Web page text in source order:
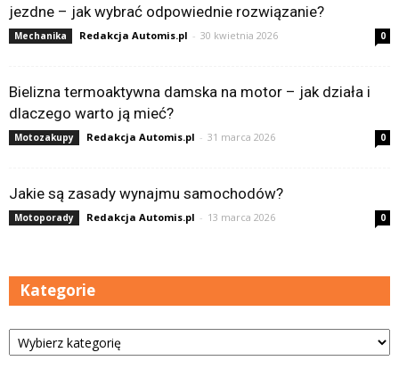
jezdne – jak wybrać odpowiednie rozwiązanie?
Mechanika Redakcja Automis.pl - 30 kwietnia 2026 0
Bielizna termoaktywna damska na motor – jak działa i
dlaczego warto ją mieć?
Motozakupy Redakcja Automis.pl - 31 marca 2026 0
Jakie są zasady wynajmu samochodów?
Motoporady Redakcja Automis.pl - 13 marca 2026 0
Kategorie
Kategorie